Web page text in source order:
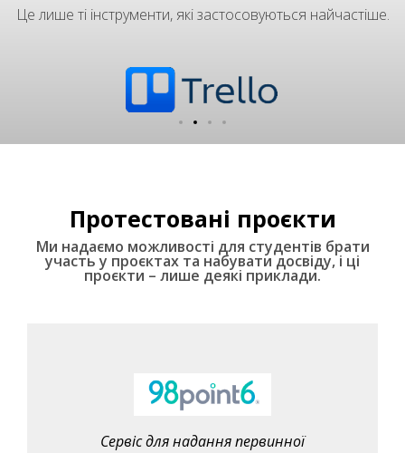
Це лише ті інструменти, які застосовуються найчастіше.
Протестовані проєкти
Ми надаємо можливості для студентів брати
участь у проєктах та набувати досвіду, і ці
проєкти – лише деякі приклади.
Сервіс для надання первинної